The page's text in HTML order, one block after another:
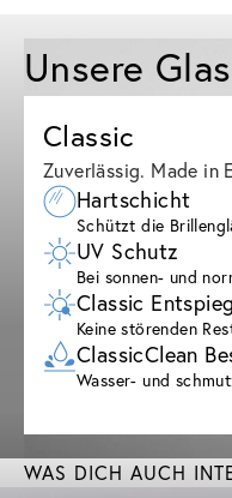
Unsere
Classic
Zuverlässig. Made in
Hartschicht
Schützt die
UV Schutz
Bei sonnen- und
Classic
Keine störenden
ClassicClean
Wasser- und
WAS DICH AUCH